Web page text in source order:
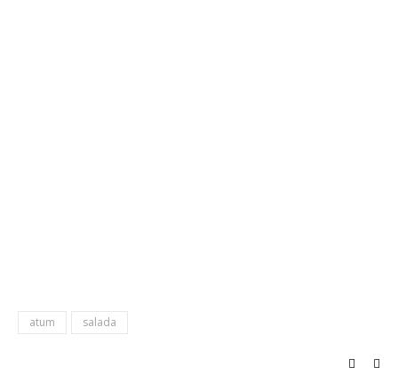
atum salada